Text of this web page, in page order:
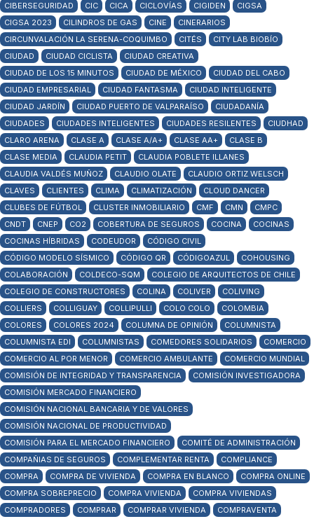
CIBERSEGURIDAD
CIC CICA CICLOVÍAS CIGIDEN
CIGSA
CIGSA 2023
CILINDROS DE GAS CINE
CINERARIOS
CIRCUNVALACIÓN LA SERENA-COQUIMBO
CITÉS
CITY LAB BIOBÍO
CIUDAD
CIUDAD CICLISTA
CIUDAD CREATIVA
CIUDAD DE LOS 15 MINUTOS
CIUDAD DE MÉXICO
CIUDAD DEL CABO
CIUDAD EMPRESARIAL
CIUDAD FANTASMA
CIUDAD INTELIGENTE
CIUDAD JARDÍN
CIUDAD PUERTO DE VALPARAÍSO
CIUDADANÍA
CIUDADES
CIUDADES INTELIGENTES CIUDADES RESILENTES
CIUDHAD
CLARO ARENA
CLASE A CLASE A/A+ CLASE AA+
CLASE B
CLASE MEDIA
CLAUDIA PETIT
CLAUDIA POBLETE ILLANES
CLAUDIA VALDÉS MUÑOZ
CLAUDIO OLATE
CLAUDIO ORTIZ WELSCH
CLAVES
CLIENTES CLIMA CLIMATIZACIÓN
CLOUD DANCER
CLUBES DE FÚTBOL
CLUSTER INMOBILIARIO CMF CMN
CMPC
CNDT
CNEP CO2 COBERTURA DE SEGUROS COCINA
COCINAS
COCINAS HÍBRIDAS
CODEUDOR
CÓDIGO CIVIL
CÓDIGO MODELO SÍSMICO
CÓDIGO QR CÓDIGOAZUL
COHOUSING
COLABORACIÓN
COLDECO-SQM
COLEGIO DE ARQUITECTOS DE CHILE
COLEGIO DE CONSTRUCTORES
COLINA COLIVER
COLIVING
COLLIERS
COLLIGUAY COLLIPULLI COLO COLO
COLOMBIA
COLORES
COLORES 2024 COLUMNA DE OPINIÓN
COLUMNISTA
COLUMNISTA EDI
COLUMNISTAS COMEDORES SOLIDARIOS
COMERCIO
COMERCIO AL POR MENOR
COMERCIO AMBULANTE
COMERCIO MUNDIAL
COMISIÓN DE INTEGRIDAD Y TRANSPARENCIA
COMISIÓN INVESTIGADORA
COMISIÓN MERCADO FINANCIERO
COMISIÓN NACIONAL BANCARIA Y DE VALORES
COMISIÓN NACIONAL DE PRODUCTIVIDAD
COMISIÓN PARA EL MERCADO FINANCIERO
COMITÉ DE ADMINISTRACIÓN
COMPAÑIAS DE SEGUROS
COMPLEMENTAR RENTA
COMPLIANCE
COMPRA
COMPRA DE VIVIENDA COMPRA EN BLANCO
COMPRA ONLINE
COMPRA SOBREPRECIO
COMPRA VIVIENDA
COMPRA VIVIENDAS
COMPRADORES
COMPRAR COMPRAR VIVIENDA
COMPRAVENTA